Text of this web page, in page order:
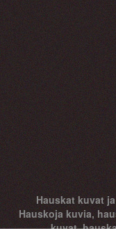
Hauskat kuvat
Hauskoja kuvia,
kuvat,